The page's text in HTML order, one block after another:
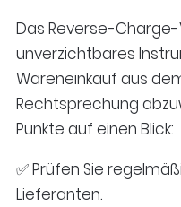
Das Reverse-
unverzichtbares
Wareneinkauf aus
Rechtsprechung
Punkte auf einen Blick:
✅ Prüfen Sie
Lieferanten.